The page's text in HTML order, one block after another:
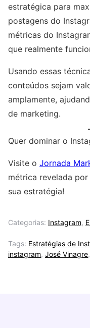
estratégica para
postagens do
métricas do
que realmente
Usando essas
conteúdos sejam
amplamente,
de marketing.
Quer dominar o
Visite o Jornada
métrica revelada
sua estratégia!
Categorias: Instagram,
Tags: Estratégias de
instagram, José Vinagre,